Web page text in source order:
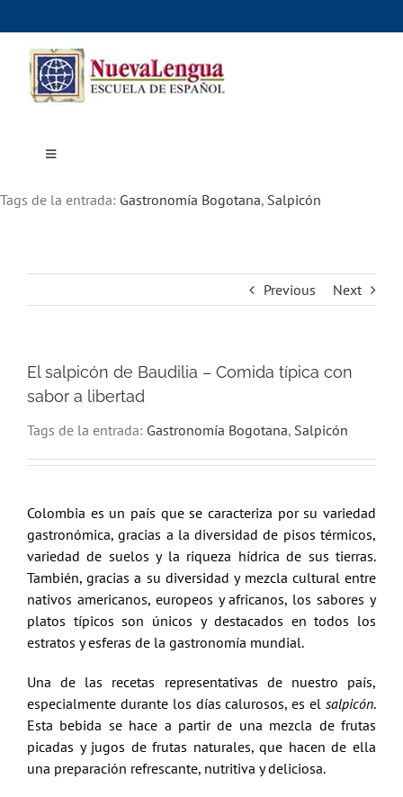
to
content
Toggle
Cursos
Tags de la entrada: Gastronomía Bogotana, Salpicón
Previous Next
El salpicón de Baudilia – Comida típica con
sabor a libertad
Tags de la entrada: Gastronomía Bogotana, Salpicón
Colombia es un país que se caracteriza por su variedad
gastronómica, gracias a la diversidad de pisos térmicos,
variedad de suelos y la riqueza hídrica de sus tierras.
También, gracias a su diversidad y mezcla cultural entre
nativos americanos, europeos y africanos, los sabores y
platos típicos son únicos y destacados en todos los
estratos y esferas de la gastronomía mundial.
Una de las recetas representativas de nuestro país,
especialmente durante los días calurosos, es elsalpicón.
Esta bebida se hace a partir de una mezcla de frutas
picadas y jugos de frutas naturales, que hacen de ella
una preparación refrescante, nutritiva y deliciosa.